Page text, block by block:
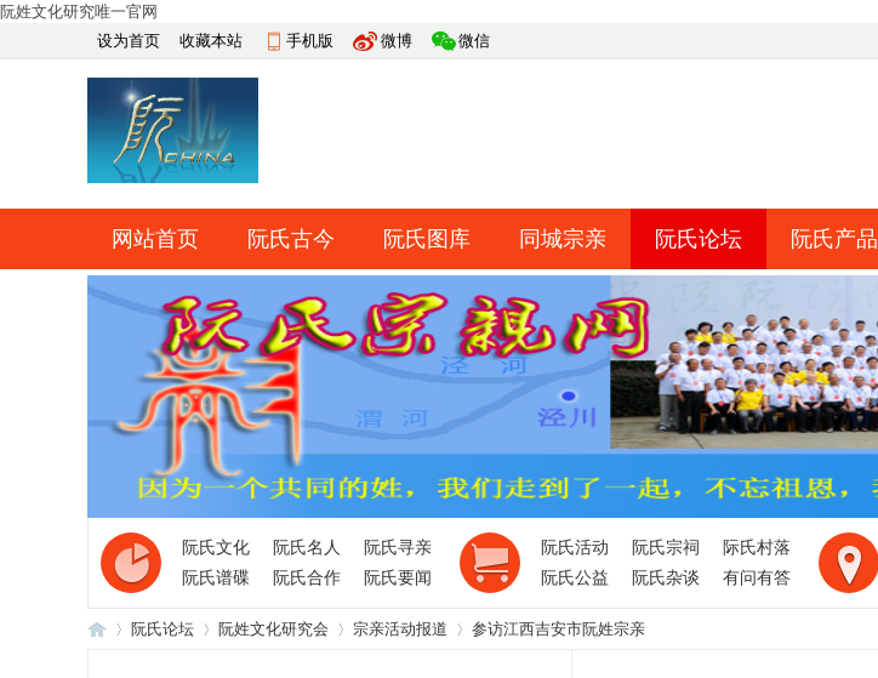
阮姓文化研究唯一官网
设为首页
收藏本站 手机版 微博 微信
快捷导航
网站首页 阮氏古今 阮氏图库 同城宗亲 阮氏论坛 阮氏产品
网上祭祀 排行榜 导读 日志
阮氏文化 阮氏名人
阮氏寻亲
阮氏谱碟
阮氏合作 阮氏要闻
阮氏活动 阮氏宗祠
际氏村落
阮氏公益
阮氏杂谈 有问有答
阮氏论坛 阮姓文化研究会 宗亲活动报道 参访江西吉安市阮姓宗亲